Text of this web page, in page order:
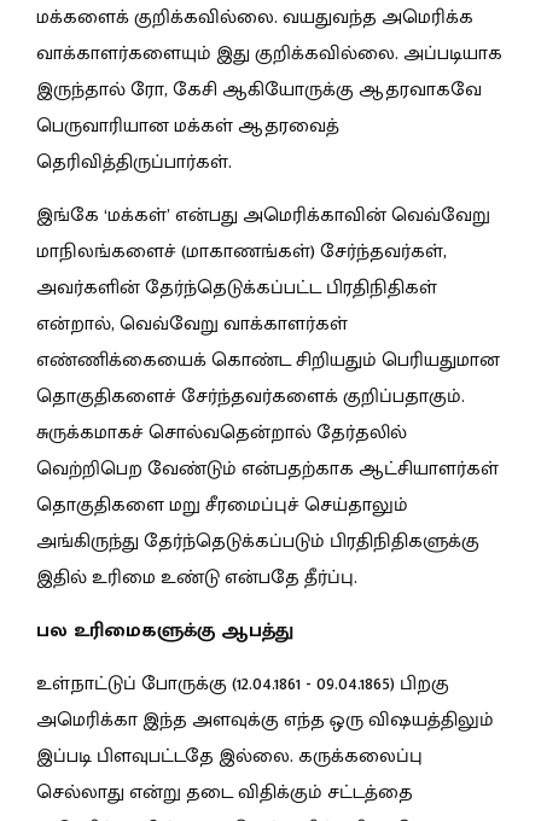
மக்களைக் குறிக்கவில்லை. வயதுவந்த அமெரிக்க
வாக்காளர்களையும் இது குறிக்கவில்லை. அப்படியாக
இருந்தால் ரோ, கேசி ஆகியோருக்கு ஆதரவாகவே
பெருவாரியான மக்கள் ஆதரவைத்
தெரிவித்திருப்பார்கள்.
இங்கே ‘மக்கள்’ என்பது அமெரிக்காவின் வெவ்வேறு
மாநிலங்களைச் (மாகாணங்கள்) சேர்ந்தவர்கள்,
அவர்களின் தேர்ந்தெடுக்கப்பட்ட பிரதிநிதிகள்
என்றால், வெவ்வேறு வாக்காளர்கள்
எண்ணிக்கையைக் கொண்ட சிறியதும் பெரியதுமான
தொகுதிகளைச் சேர்ந்தவர்களைக் குறிப்பதாகும்.
சுருக்கமாகச் சொல்வதென்றால் தேர்தலில்
வெற்றிபெற வேண்டும் என்பதற்காக ஆட்சியாளர்கள்
தொகுதிகளை மறு சீரமைப்புச் செய்தாலும்
அங்கிருந்து தேர்ந்தெடுக்கப்படும் பிரதிநிதிகளுக்கு
இதில் உரிமை உண்டு என்பதே தீர்ப்பு.
பல உரிமைகளுக்கு ஆபத்து
உள்நாட்டுப் போருக்கு (12.04.1861 - 09.04.1865) பிறகு
அமெரிக்கா இந்த அளவுக்கு எந்த ஒரு விஷயத்திலும்
இப்படி பிளவுபட்டதே இல்லை. கருக்கலைப்பு
செல்லாது என்று தடை விதிக்கும் சட்டத்தை